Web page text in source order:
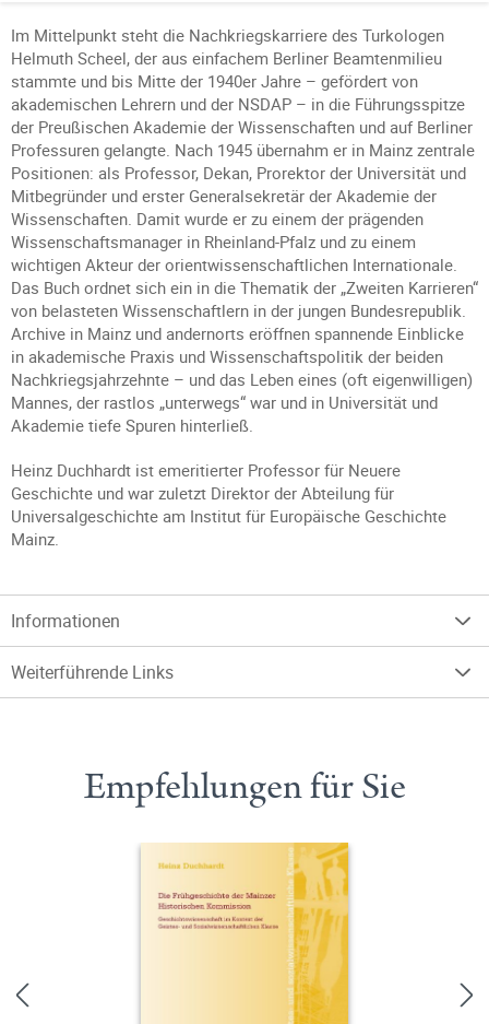
Im Mittelpunkt steht die Nachkriegskarriere des Turkologen
Helmuth Scheel, der aus einfachem Berliner Beamtenmilieu
stammte und bis Mitte der 1940er Jahre – gefördert von
akademischen Lehrern und der NSDAP – in die Führungsspitze
der Preußischen Akademie der Wissenschaften und auf Berliner
Professuren gelangte. Nach 1945 übernahm er in Mainz zentrale
Positionen: als Professor, Dekan, Prorektor der Universität und
Mitbegründer und erster Generalsekretär der Akademie der
Wissenschaften. Damit wurde er zu einem der prägenden
Wissenschaftsmanager in Rheinland-Pfalz und zu einem
wichtigen Akteur der orientwissenschaftlichen Internationale.
Das Buch ordnet sich ein in die Thematik der „Zweiten Karrieren“
von belasteten Wissenschaftlern in der jungen Bundesrepublik.
Archive in Mainz und andernorts eröffnen spannende Einblicke
in akademische Praxis und Wissenschaftspolitik der beiden
Nachkriegsjahrzehnte – und das Leben eines (oft eigenwilligen)
Mannes, der rastlos „unterwegs“ war und in Universität und
Akademie tiefe Spuren hinterließ.
Heinz Duchhardt ist emeritierter Professor für Neuere
Geschichte und war zuletzt Direktor der Abteilung für
Universalgeschichte am Institut für Europäische Geschichte
Mainz.
Informationen
Weiterführende Links
Empfehlungen für Sie